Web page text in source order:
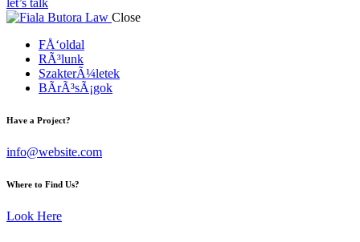
let’s talk
Close
FÅ‘oldal
RÃ³lunk
SzakterÃ¼letek
BÃ­rÃ³sÃ¡gok
Have a Project?
info@website.com
Where to Find Us?
Look Here